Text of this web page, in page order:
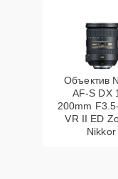
Объектив
AF-S DX
200mm
VR II ED
Nikkor